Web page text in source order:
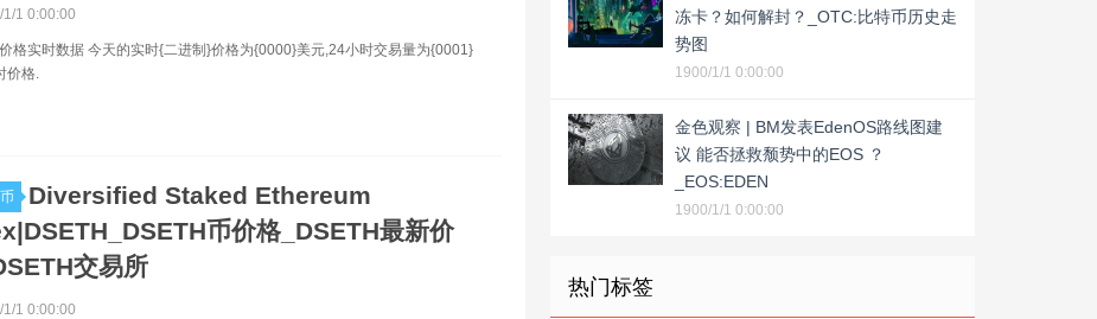
1/1 0:00:00
格实时数据 今天的实时{二进制}价格为{0000}美元,24小时交易量为{0001}
价格.
Diversified Staked Ethereum
币价格_DSETH最新价
交易所
1/1 0:00:00
冻卡？如何解封？_OTC:比特币历史走
势图
1900/1/1 0:00:00
金色观察 | BM发表EdenOS路线图建
议 能否拯救颓势中的EOS ？
_EOS:EDEN
1900/1/1 0:00:00
热门标签